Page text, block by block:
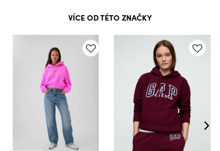
VÍCE OD TÉTO ZNAČKY